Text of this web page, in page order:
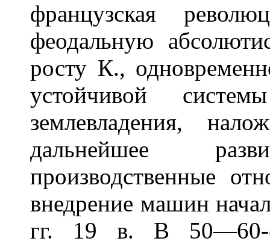
французская
феодальную
росту К.,
устойчивой
землевладения,
дальнейшее
производственные
внедрение машин
гг. 19 в. В 50—60-е